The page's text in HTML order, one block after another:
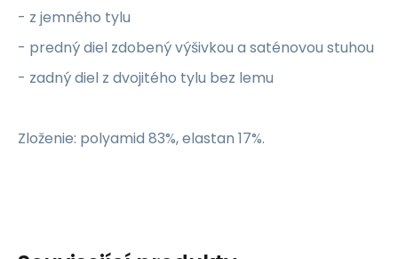
- z jemného tylu
- predný diel zdobený výšivkou a saténovou stuhou
- zadný diel z dvojitého tylu bez lemu
Zloženie: polyamid 83%, elastan 17%.